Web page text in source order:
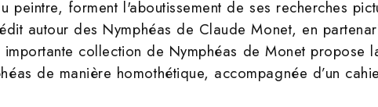
peintre, forment l'aboutissement de ses recherches
autour des Nymphéas de Claude Monet, en
collection de Nymphéas de Monet propose
de manière homothétique, accompagnée d’un